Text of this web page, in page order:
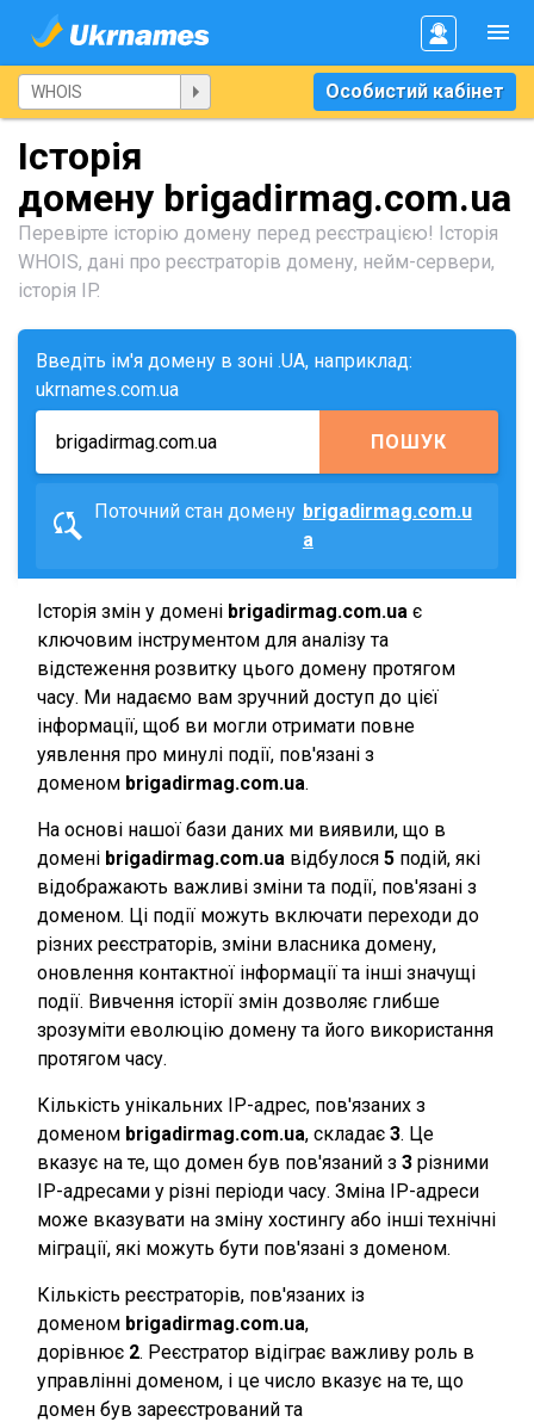
Особистий кабінет
Історія
домену brigadirmag.com.ua
Перевірте історію домену перед реєстрацією! Історія
WHOIS, дані про реєстраторів домену, нейм-сервери,
історія IP.
Введіть ім'я домену в зоні .UA, наприклад:
ukrnames.com.ua
ПОШУК
Поточний стан домену brigadirmag.com.u
a
Історія змін у домені brigadirmag.com.ua є
ключовим інструментом для аналізу та
відстеження розвитку цього домену протягом
часу. Ми надаємо вам зручний доступ до цієї
інформації, щоб ви могли отримати повне
уявлення про минулі події, пов'язані з
доменом brigadirmag.com.ua.
На основі нашої бази даних ми виявили, що в
домені brigadirmag.com.ua відбулося 5 подій, які
відображають важливі зміни та події, пов'язані з
доменом. Ці події можуть включати переходи до
різних реєстраторів, зміни власника домену,
оновлення контактної інформації та інші значущі
події. Вивчення історії змін дозволяє глибше
зрозуміти еволюцію домену та його використання
протягом часу.
Кількість унікальних IP-адрес, пов'язаних з
доменом brigadirmag.com.ua, складає 3. Це
вказує на те, що домен був пов'язаний з 3 різними
IP-адресами у різні періоди часу. Зміна IP-адреси
може вказувати на зміну хостингу або інші технічні
міграції, які можуть бути пов'язані з доменом.
Кількість реєстраторів, пов'язаних із
доменом brigadirmag.com.ua,
дорівнює 2. Реєстратор відіграє важливу роль в
управлінні доменом, і це число вказує на те, що
домен був зареєстрований та